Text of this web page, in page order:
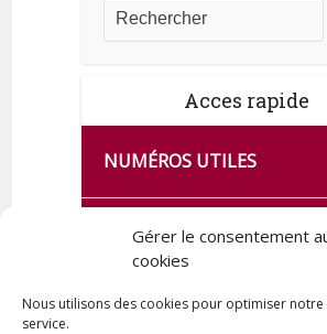
Gérer le consentement
cookies
Nous utilisons des cookies pour optimiser
service.
Acces rapide
NUMÉROS UTILES
CA SE PASSE À FRANCE
DE QUINGEY